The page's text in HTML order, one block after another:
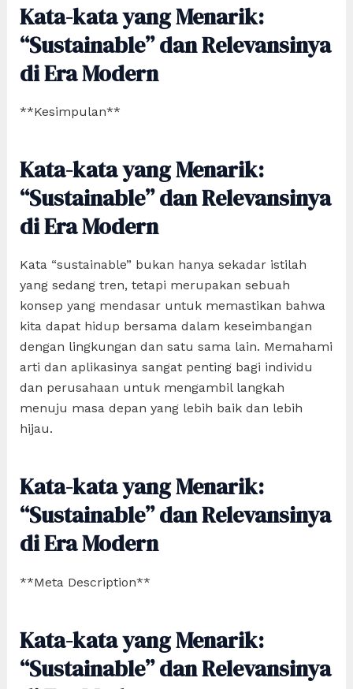
Kata-kata yang Menarik:
“Sustainable” dan Relevansinya
di Era Modern
**Kesimpulan**
Kata-kata yang Menarik:
“Sustainable” dan Relevansinya
di Era Modern
Kata “sustainable” bukan hanya sekadar istilah
yang sedang tren, tetapi merupakan sebuah
konsep yang mendasar untuk memastikan bahwa
kita dapat hidup bersama dalam keseimbangan
dengan lingkungan dan satu sama lain. Memahami
arti dan aplikasinya sangat penting bagi individu
dan perusahaan untuk mengambil langkah
menuju masa depan yang lebih baik dan lebih
hijau.
Kata-kata yang Menarik:
“Sustainable” dan Relevansinya
di Era Modern
**Meta Description**
Kata-kata yang Menarik:
“Sustainable” dan Relevansinya